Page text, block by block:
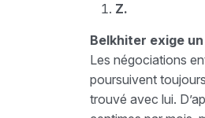
Z.
Belkhiter exige
Les négociations
poursuivent
trouvé avec lui.